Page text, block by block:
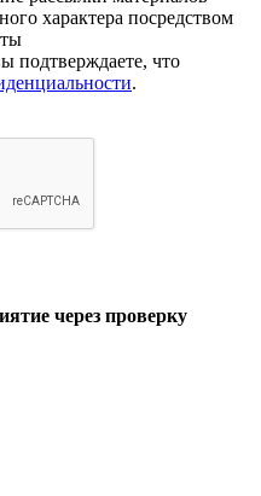
характера посредством
подтверждаете, что
.
через проверку